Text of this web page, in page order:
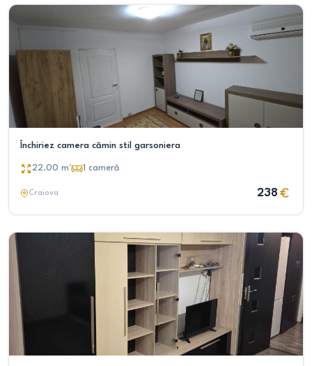
Închiriez camera cămin stil garsoniera
22.00 m² 1 cameră
Craiova 238